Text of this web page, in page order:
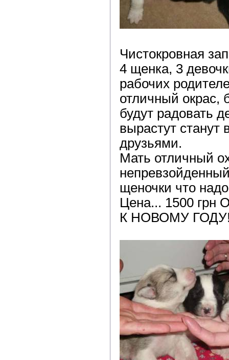
Чистокровная
4 щенка, 3
рабочих
отличный окрас,
будут радовать
вырастут станут
друзьями.
Мать отличный
щеночки что
Цена... 1500
К НОВОМУ